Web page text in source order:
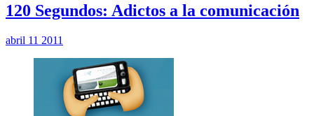
120 Segundos: Adictos a la comunicación
abril 11 2011